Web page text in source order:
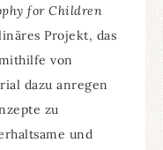
for Children
Projekt, das
von
dazu anregen
zu
und